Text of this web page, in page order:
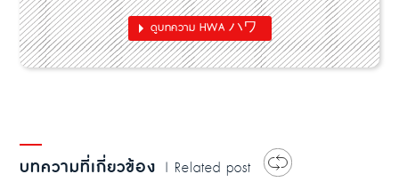
ดูบทความ HWA ハワ
บทความที่เกี่ยวข้อง | Related post